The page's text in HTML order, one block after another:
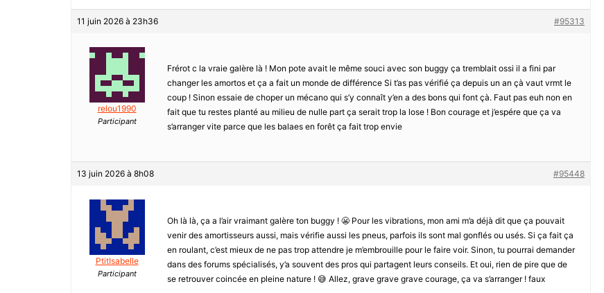
11 juin 2026 à 23h36 #95313
relou1990
Participant
Frérot c la vraie galère là ! Mon pote avait le même souci avec son buggy ça tremblait ossi il a fini par
changer les amortos et ça a fait un monde de différence Si t’as pas vérifié ça depuis un an çà vaut vrmt le
coup ! Sinon essaie de choper un mécano qui s’y connaît y’en a des bons qui font çà. Faut pas euh non en
fait que tu restes planté au milieu de nulle part ça serait trop la lose ! Bon courage et j’espére que ça va
s’arranger vite parce que les balaes en forêt ça fait trop envie
13 juin 2026 à 8h08 #95448
PtitIsabelle
Participant
Oh là là, ça a l’air vraimant galère ton buggy ! 😬 Pour les vibrations, mon ami m’a déjà dit que ça pouvait
venir des amortisseurs aussi, mais vérifie aussi les pneus, parfois ils sont mal gonflés ou usés. Si ça fait ça
en roulant, c’est mieux de ne pas trop attendre je m’embrouille pour le faire voir. Sinon, tu pourrai demander
dans des forums spécialisés, y’a souvent des pros qui partagent leurs conseils. Et oui, rien de pire que de
se retrouver coincée en pleine nature ! 😅 Allez, grave grave grave courage, ça va s’arranger ! faux